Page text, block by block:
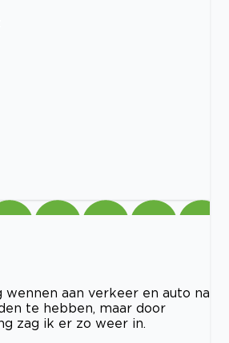
wennen aan verkeer en auto na
te hebben, maar door
zag ik er zo weer in.